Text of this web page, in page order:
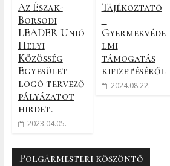
Az Észak-
Borsodi
LEADER Unió
Helyi
Közösség
Egyesület
logó tervező
pályázatot
hirdet.
2023.04.05.
Tájékoztató
–
Gyermekvéde
lmi
támogatás
kifizetéséről
2024.08.22.
Polgármesteri köszöntő